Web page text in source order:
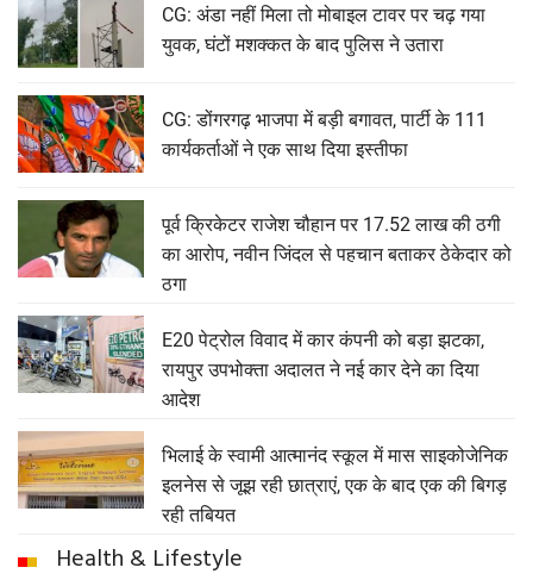
CG: अंडा नहीं मिला तो मोबाइल टावर पर चढ़ गया
युवक, घंटों मशक्कत के बाद पुलिस ने उतारा
CG: डोंगरगढ़ भाजपा में बड़ी बगावत, पार्टी के 111
कार्यकर्ताओं ने एक साथ दिया इस्तीफा
पूर्व क्रिकेटर राजेश चौहान पर 17.52 लाख की ठगी
का आरोप, नवीन जिंदल से पहचान बताकर ठेकेदार को
ठगा
E20 पेट्रोल विवाद में कार कंपनी को बड़ा झटका,
रायपुर उपभोक्ता अदालत ने नई कार देने का दिया
आदेश
भिलाई के स्वामी आत्मानंद स्कूल में मास साइकोजेनिक
इलनेस से जूझ रही छात्राएं, एक के बाद एक की बिगड़
रही तबियत
Health & Lifestyle